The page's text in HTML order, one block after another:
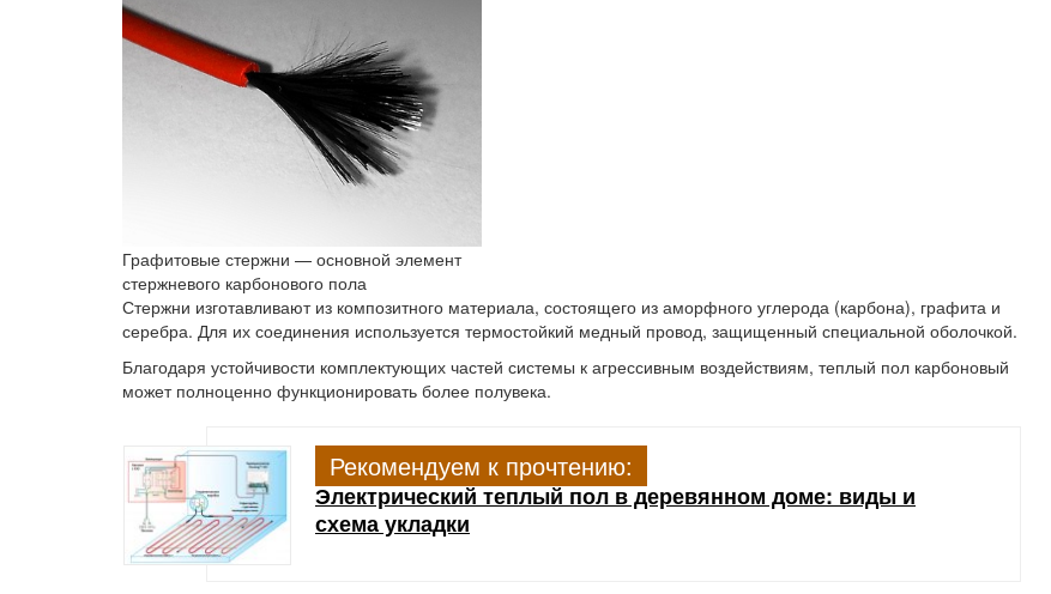
Графитовые стержни — основной элемент
стержневого карбонового пола
Стержни изготавливают из композитного материала, состоящего из аморфного углерода (карбона), графита и
серебра. Для их соединения используется термостойкий медный провод, защищенный специальной оболочкой.
Благодаря устойчивости комплектующих частей системы к агрессивным воздействиям, теплый пол карбоновый
может полноценно функционировать более полувека.
Рекомендуем к прочтению:
Электрический теплый пол в деревянном доме: виды и
схема укладки